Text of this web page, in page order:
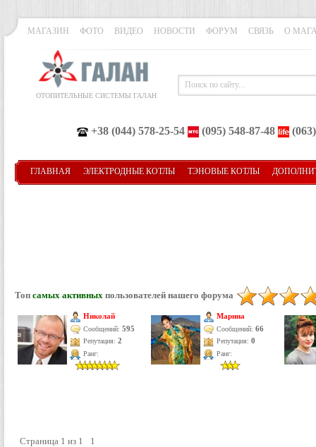
МАГАЗИН ФОТО ВИДЕО НОВОСТИ ФОРУМ СВЯЗЬ О
ОТОПИТЕЛЬНЫЕ СИСТЕМЫ ГАЛАН
+38 (044) 578-25-54 (095) 548-87-48
ГЛАВНАЯ ЭЛЕКТРОДНЫЕ КОТЛЫ ТЭНОВЫЕ КОТЛЫ
Топ самых активных пользователей нашего форума
Николай
Сообщений: 595
Репутация: 2
Ранг:
Марина
Сообщений: 66
Репутация: 0
Ранг:
Страница 1 из 1
1